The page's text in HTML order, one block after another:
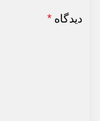
دیدگاه *